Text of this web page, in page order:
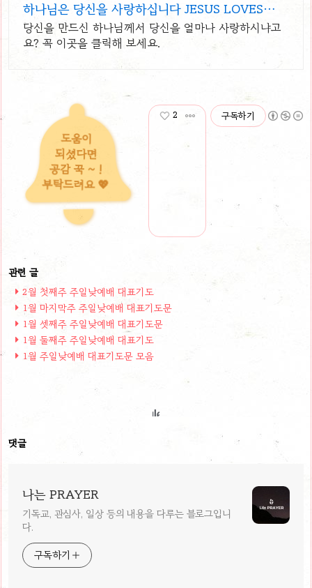
하나님은 당신을 사랑하십니다 JESUS LOVES
YOU
당신을 만드신 하나님께서 당신을 얼마나 사랑하시냐고
요? 꼭 이곳을 클릭해 보세요.
도움이
되셨다면
공감 꾹 ~ !
부탁드려요 💖
2 구독하기
2월 첫째주 주일낮예배 대표기도
1월 마지막주 주일낮예배 대표기도문
1월 셋째주 주일낮예배 대표기도문
1월 둘째주 주일낮예배 대표기도
1월 주일낮예배 대표기도문 모음
댓글
나는 PRAYER
기독교, 관심사, 일상 등의 내용을 다루는 블로그입니
다.
구독하기